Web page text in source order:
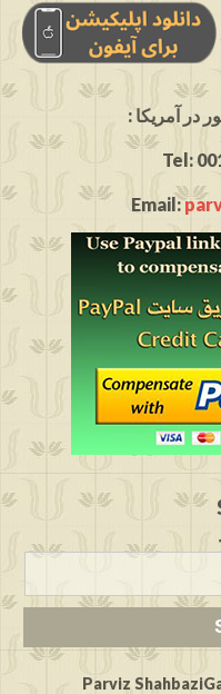
در آمریکا
Tel:
Email:
Parviz